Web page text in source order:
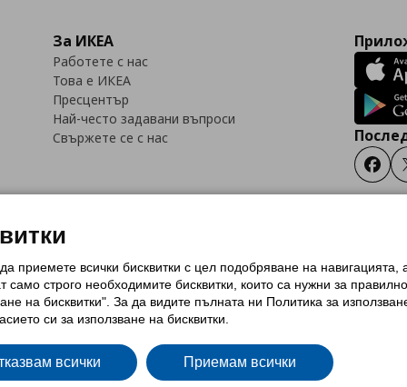
За ИКЕА
Работете с нас
Това е ИКЕА
Пресцентър
Най-често задавани въпроси
Свържете се с нас
(Cookies)Избор на настройки за използване на бисквиткиУсловия за
Политика за защита на личните данни на ikea.bg
Общи условия на
на програма IKEA Family
приемете всички бисквитки с цел подобряване на
строго необходимитe бисквитки, които са нужни за
на бисквитки". За да видите пълната ни Политика за
си за използване на бисквитки.
всички Приемам всички